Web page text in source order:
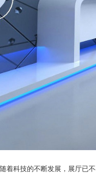
随着科技的不断发展，展厅已